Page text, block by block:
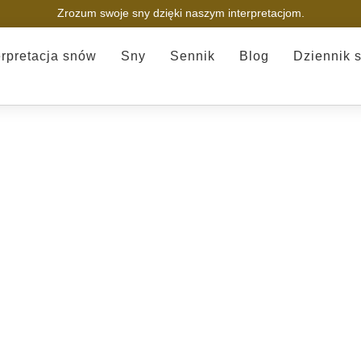
Zrozum swoje sny dzięki naszym interpretacjom.
snów Sny Sennik Blog Dziennik